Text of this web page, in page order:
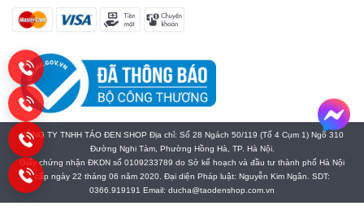
CÔNG TY TNHH TÁO ĐEN SHOP Địa chỉ: Số 28 Ngách 50/119 (Tổ 4 Cụm 1) Ngõ 310
Đường Nghi Tàm, Phường Hồng Hà, TP. Hà Nội.
Giấy chứng nhận ĐKDN số 0109233789 do Sở kế hoạch và đầu tư thành phố Hà Nội
cấp ngày 22 tháng 06 năm 2020. Đại diện Pháp luật: Nguyễn Kim Ngân. SDT:
0366.919191 Email: ducha@taodenshop.com.vn